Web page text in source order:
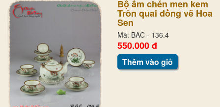
Bộ ấm chén men kem
Tròn quai đồng vẽ Hoa
Sen
Mã: BAC - 136.4
550.000 đ
Thêm vào giỏ